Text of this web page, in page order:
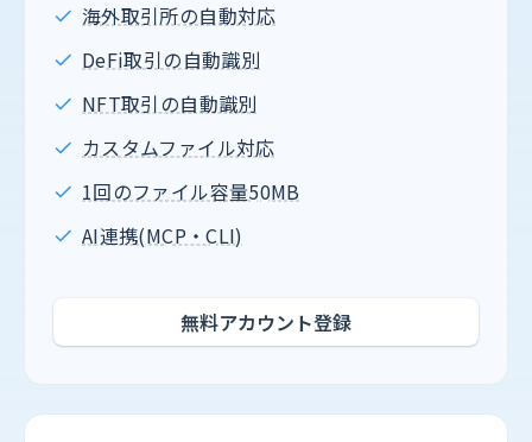
海外取引所の自動対応
DeFi取引の自動識別
NFT取引の自動識別
カスタムファイル対応
1回のファイル容量50MB
AI連携(MCP・CLI)
無料アカウント登録